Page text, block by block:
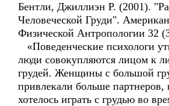
Бентли, Джиллиэн Р. (2001).
Человеческой Груди".
Физической Антропологии 32
«Поведенческие психологи
люди совокупляются лицом к
грудей. Женщины с большой
привлекали больше партнеров,
хотелось играть с грудью во